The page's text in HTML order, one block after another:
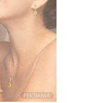
РЕКЛАМА